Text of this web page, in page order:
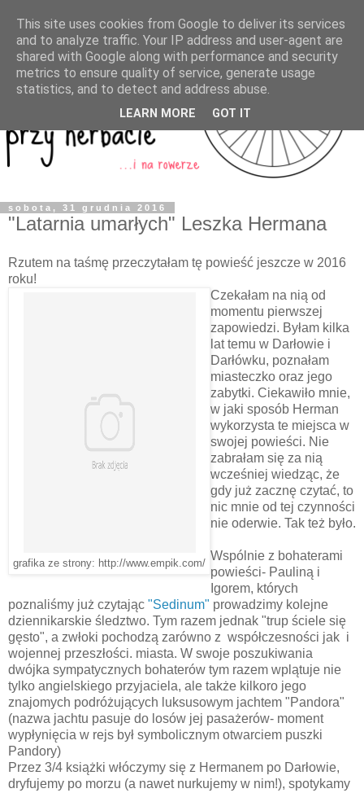
sobota, 31 grudnia 2016
"Latarnia umarłych" Leszka Hermana
Rzutem na taśmę przeczytałam tę powieść jeszcze w 2016
roku!
grafika ze strony: http://www.empik.com/
Czekałam na nią od
momentu pierwszej
zapowiedzi. Byłam kilka
lat temu w Darłowie i
Darłówku, poznałam
miasteczko oraz jego
zabytki. Ciekawiło mnie,
w jaki sposób Herman
wykorzysta te miejsca w
swojej powieści. Nie
zabrałam się za nią
wcześniej wiedząc, że
gdy już zacznę czytać, to
nic mnie od tej czynności
nie oderwie. Tak też było.
Wspólnie z bohaterami
powieści- Pauliną i
Igorem, których
poznaliśmy już czytając "Sedinum" prowadzimy kolejne
dziennikarskie śledztwo. Tym razem jednak "trup ściele się
gęsto", a zwłoki pochodzą zarówno z współczesności jak i
wojennej przeszłości. miasta. W swoje poszukiwania
dwójka sympatycznych bohaterów tym razem wplątuje nie
tylko angielskiego przyjaciela, ale także kilkoro jego
znajomych podróżujących luksusowym jachtem "Pandora"
(nazwa jachtu pasuje do losów jej pasażerów- moment
wypłynięcia w rejs był symbolicznym otwarciem puszki
Pandory)
Przez 3/4 książki włóczymy się z Hermanem po Darłowie,
dryfujemy po morzu (a nawet nurkujemy w nim!), spotykamy
This site uses cookies from Google to deliver its services
and to analyze traffic. Your IP address and user-agent are
shared with Google along with performance and security
metrics to ensure quality of service, generate usage
statistics, and to detect and address abuse.
LEARN MORE GOT IT